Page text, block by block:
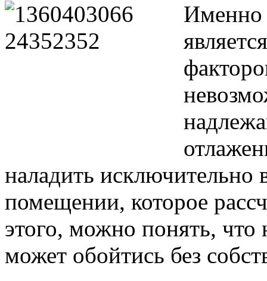
Именно
наладить исключительно
помещении, которое
этого, можно понять,
может обойтись без